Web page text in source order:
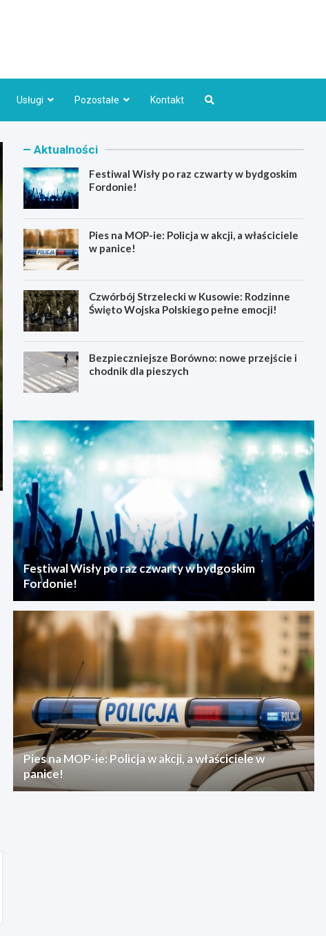
Usługi Pozostałe Kontakt
Aktualności
Festiwal Wisły po raz czwarty w bydgoskim
Fordonie!
Pies na MOP-ie: Policja w akcji, a właściciele
w panice!
Czwórbój Strzelecki w Kusowie: Rodzinne
Święto Wojska Polskiego pełne emocji!
Bezpieczniejsze Borówno: nowe przejście i
chodnik dla pieszych
Festiwal Wisły po raz czwarty w bydgoskim
Fordonie!
Pies na MOP-ie: Policja w akcji, a właściciele w
panice!